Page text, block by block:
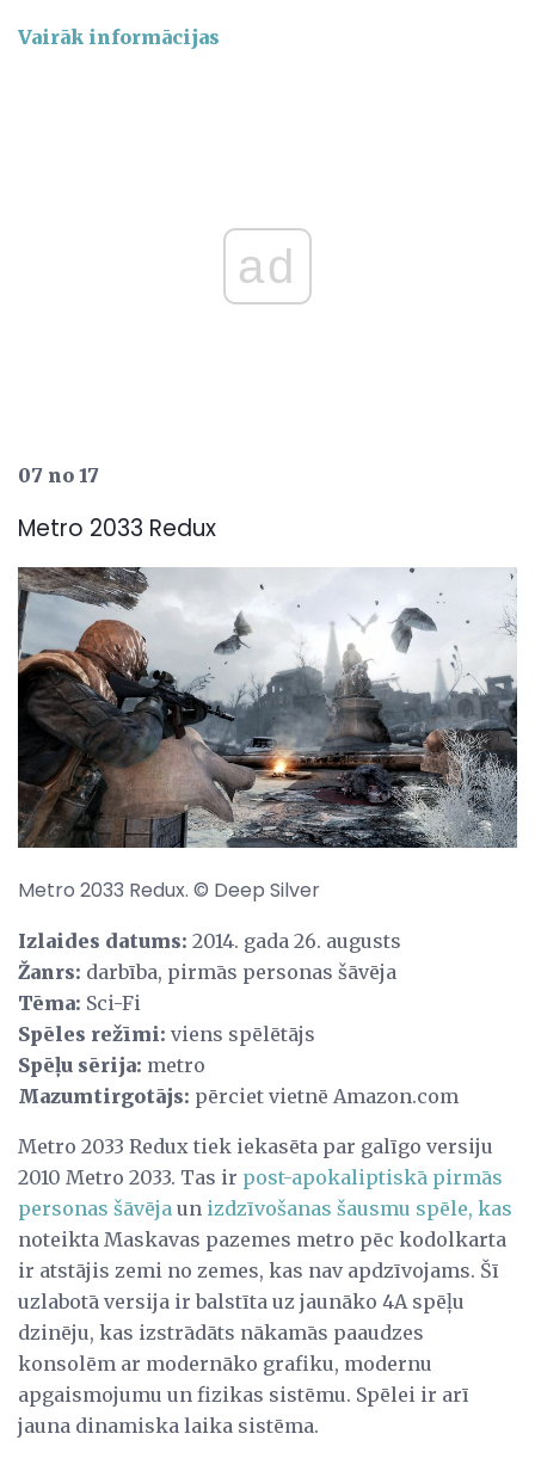
Vairāk informācijas
ad
07 no 17
Metro 2033 Redux
Metro 2033 Redux. © Deep Silver
Izlaides datums: 2014. gada 26. augusts
Žanrs: darbība, pirmās personas šāvēja
Tēma: Sci-Fi
Spēles režīmi: viens spēlētājs
Spēļu sērija: metro
Mazumtirgotājs: pērciet vietnē Amazon.com
Metro 2033 Redux tiek iekasēta par galīgo versiju
2010 Metro 2033. Tas ir post-apokaliptiskā pirmās
personas šāvēja un izdzīvošanas šausmu spēle, kas
noteikta Maskavas pazemes metro pēc kodolkarta
ir atstājis zemi no zemes, kas nav apdzīvojams. Šī
uzlabotā versija ir balstīta uz jaunāko 4A spēļu
dzinēju, kas izstrādāts nākamās paaudzes
konsolēm ar modernāko grafiku, modernu
apgaismojumu un fizikas sistēmu. Spēlei ir arī
jauna dinamiska laika sistēma.